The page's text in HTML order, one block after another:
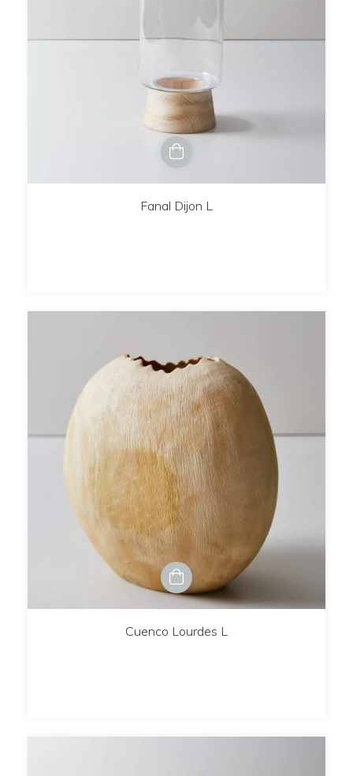
Fanal Dijon L
Cuenco Lourdes L